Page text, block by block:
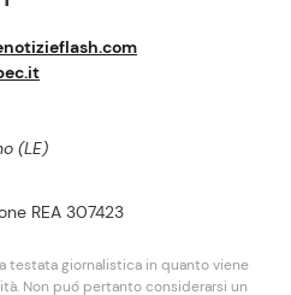
(LE)
REA 307423
testata giornalistica in quanto viene
Non puó pertanto considerarsi un